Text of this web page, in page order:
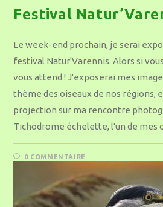
Festival
Le week-end prochain, je serai
festival Natur'Varennis. Alors si
vous attend ! J'exposerai mes
thème des oiseaux de nos régions,
projection sur ma rencontre
Tichodrome échelette, l'un de mes
0 COMMENTAIRE